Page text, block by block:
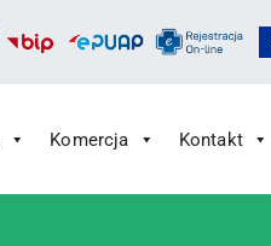
Komercja Kontakt